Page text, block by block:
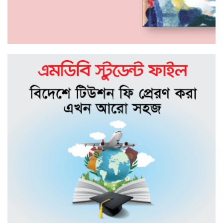
পদ্মায় ডুবে যাওয়া বাসের চালকের পরিচয়
ঈদ আনন্দে ঘুরতে গিয়ে লা*শ হয়ে ফিরলেন
তারা
ছড়াকার তোরাব আল হাবীব-এর শ্বশুরের
সিলেট মহানগর ছাত্রদলের সভাপতির
আলোচনায় আবুল হোসেন